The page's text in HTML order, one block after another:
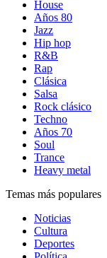
House
Años 80
Jazz
Hip hop
R&B
Rap
Clásica
Salsa
Rock clásico
Techno
Años 70
Soul
Trance
Heavy metal
Temas más populares
Noticias
Cultura
Deportes